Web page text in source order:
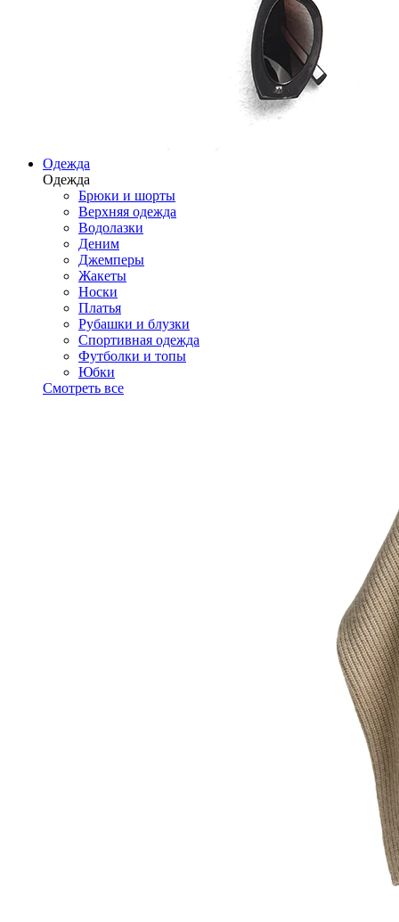
Одежда
Одежда
Брюки и шорты
Верхняя одежда
Водолазки
Деним
Джемперы
Жакеты
Носки
Платья
Рубашки и блузки
Спортивная одежда
Футболки и топы
Юбки
Смотреть все